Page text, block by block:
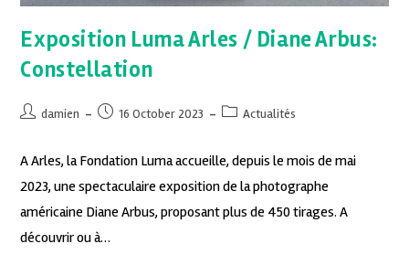
Exposition Luma Arles / Diane Arbus:
Constellation
damien 16 October 2023 Actualités
A Arles, la Fondation Luma accueille, depuis le mois de mai
2023, une spectaculaire exposition de la photographe
américaine Diane Arbus, proposant plus de 450 tirages. A
découvrir ou à…